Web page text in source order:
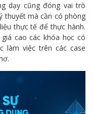
dạy cũng đóng vai trò
thuyết mà cần có phòng
thực tế để thực hành.
cao các khóa học có
làm việc trên các case